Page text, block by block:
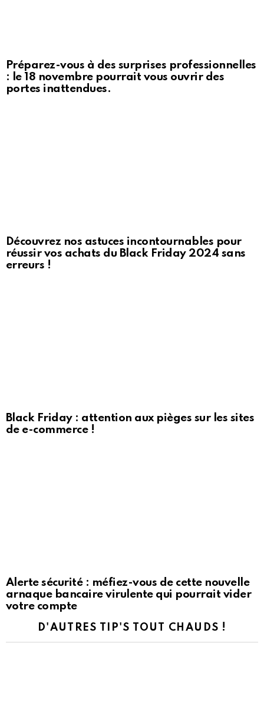
Préparez-vous à des surprises professionnelles
: le 18 novembre pourrait vous ouvrir des
portes inattendues.
Découvrez nos astuces incontournables pour
réussir vos achats du Black Friday 2024 sans
erreurs !
Black Friday : attention aux pièges sur les sites
de e-commerce !
Alerte sécurité : méfiez-vous de cette nouvelle
arnaque bancaire virulente qui pourrait vider
votre compte
D'AUTRES TIP'S TOUT CHAUDS !